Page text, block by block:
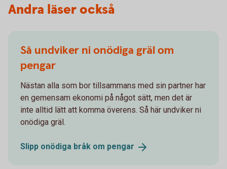
Andra läser också
Så undviker ni onödiga gräl om
pengar
Nästan alla som bor tillsammans med sin partner har
en gemensam ekonomi på något sätt, men det är
inte alltid lätt att komma överens. Så här undviker ni
onödiga gräl.
Slipp onödiga bråk om pengar